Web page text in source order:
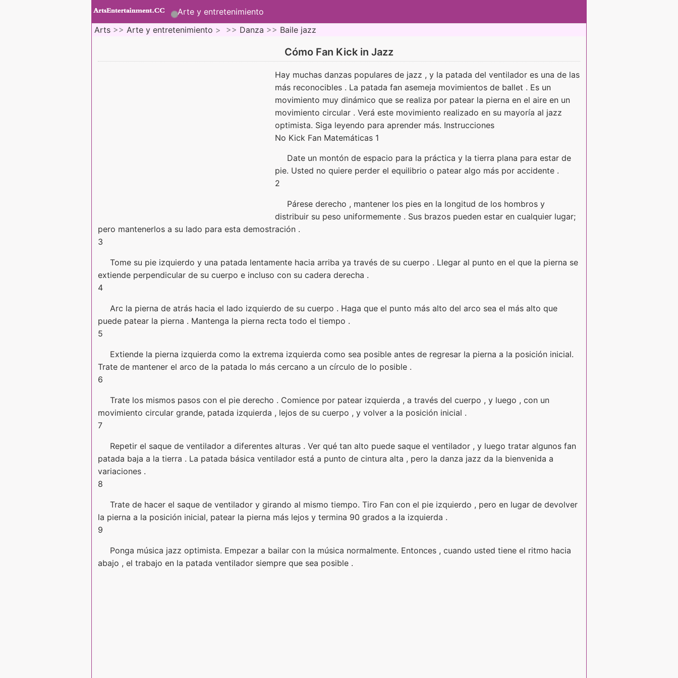
Arte y entretenimiento
Arts >> Arte y entretenimiento > >> Danza >> Baile jazz
Cómo Fan Kick in Jazz
Hay muchas danzas populares de jazz , y la patada del ventilador es una de las
más reconocibles . La patada fan asemeja movimientos de ballet . Es un
movimiento muy dinámico que se realiza por patear la pierna en el aire en un
movimiento circular . Verá este movimiento realizado en su mayoría al jazz
optimista. Siga leyendo para aprender más. Instrucciones
No Kick Fan Matemáticas 1
Date un montón de espacio para la práctica y la tierra plana para estar de
pie. Usted no quiere perder el equilibrio o patear algo más por accidente .
2
Párese derecho , mantener los pies en la longitud de los hombros y
distribuir su peso uniformemente . Sus brazos pueden estar en cualquier lugar;
pero mantenerlos a su lado para esta demostración .
3
Tome su pie izquierdo y una patada lentamente hacia arriba ya través de su cuerpo . Llegar al punto en el que la pierna se
extiende perpendicular de su cuerpo e incluso con su cadera derecha .
4
Arc la pierna de atrás hacia el lado izquierdo de su cuerpo . Haga que el punto más alto del arco sea el más alto que
puede patear la pierna . Mantenga la pierna recta todo el tiempo .
5
Extiende la pierna izquierda como la extrema izquierda como sea posible antes de regresar la pierna a la posición inicial.
Trate de mantener el arco de la patada lo más cercano a un círculo de lo posible .
6
Trate los mismos pasos con el pie derecho . Comience por patear izquierda , a través del cuerpo , y luego , con un
movimiento circular grande, patada izquierda , lejos de su cuerpo , y volver a la posición inicial .
7
Repetir el saque de ventilador a diferentes alturas . Ver qué tan alto puede saque el ventilador , y luego tratar algunos fan
patada baja a la tierra . La patada básica ventilador está a punto de cintura alta , pero la danza jazz da la bienvenida a
variaciones .
8
Trate de hacer el saque de ventilador y girando al mismo tiempo. Tiro Fan con el pie izquierdo , pero en lugar de devolver
la pierna a la posición inicial, patear la pierna más lejos y termina 90 grados a la izquierda .
9
Ponga música jazz optimista. Empezar a bailar con la música normalmente. Entonces , cuando usted tiene el ritmo hacia
abajo , el trabajo en la patada ventilador siempre que sea posible .